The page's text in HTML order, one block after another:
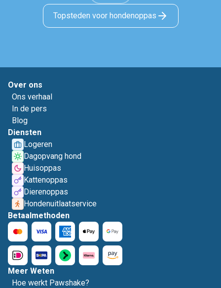
Topsteden voor hondenoppas
Over ons
Ons verhaal
In de pers
Blog
Diensten
Logeren
Dagopvang hond
Huisoppas
Kattenoppas
Dierenoppas
Hondenuitlaatservice
Betaalmethoden
Meer Weten
Hoe werkt Pawshake?